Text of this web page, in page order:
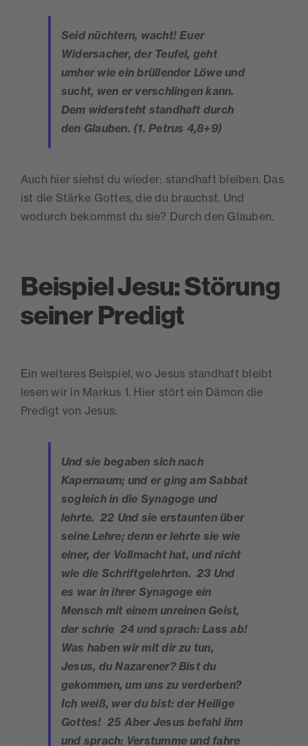
Seid nüchtern, wacht! Euer
Widersacher, der Teufel, geht
umher wie ein brüllender Löwe und
sucht, wen er verschlingen kann.
Dem widersteht standhaft durch
den Glauben. (1. Petrus 4,8+9)
Auch hier siehst du wieder: standhaft bleiben. Das
ist die Stärke Gottes, die du brauchst. Und
wodurch bekommst du sie? Durch den Glauben.
Beispiel Jesu: Störung
seiner Predigt
Ein weiteres Beispiel, wo Jesus standhaft bleibt
lesen wir in Markus 1. Hier stört ein Dämon die
Predigt von Jesus:
Und sie begaben sich nach
Kapernaum; und er ging am Sabbat
sogleich in die Synagoge und
lehrte. 22 Und sie erstaunten über
seine Lehre; denn er lehrte sie wie
einer, der Vollmacht hat, und nicht
wie die Schriftgelehrten. 23 Und
es war in ihrer Synagoge ein
Mensch mit einem unreinen Geist,
der schrie 24 und sprach: Lass ab!
Was haben wir mit dir zu tun,
Jesus, du Nazarener? Bist du
gekommen, um uns zu verderben?
Ich weiß, wer du bist: der Heilige
Gottes! 25 Aber Jesus befahl ihm
und sprach: Verstumme und fahre